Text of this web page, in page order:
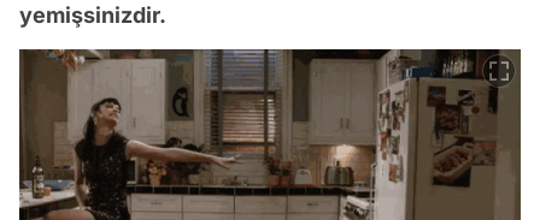
yemişsinizdir.